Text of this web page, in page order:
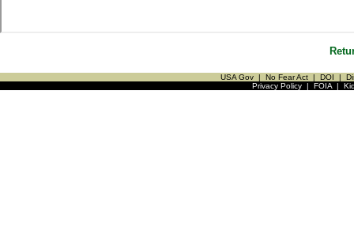
USA Gov | No Fear Act | DOI |
Privacy Policy| FOIA|